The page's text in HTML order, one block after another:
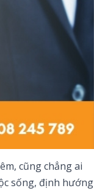
cũng chẳng ai
sống, định hướng